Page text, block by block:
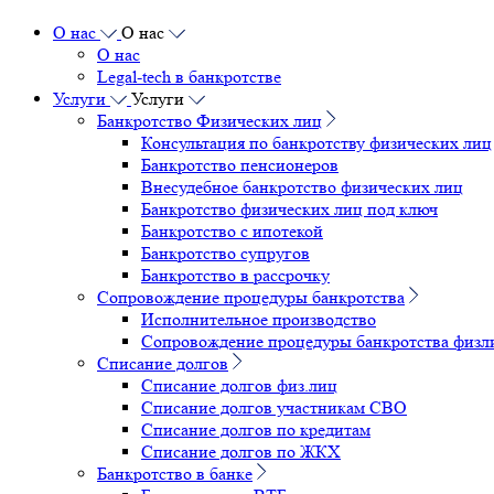
О нас
О нас
О нас
Legal-tech в банкротстве
Услуги
Услуги
Банкротство Физических лиц
Консультация по банкротству физических лиц
Банкротство пенсионеров
Внесудебное банкротство физических лиц
Банкротство физических лиц под ключ
Банкротство с ипотекой
Банкротство супругов
Банкротство в рассрочку
Сопровождение процедуры банкротства
Исполнительное производство
Сопровождение процедуры банкротства
Списание долгов
Списание долгов физ.лиц
Списание долгов участникам СВО
Списание долгов по кредитам
Списание долгов по ЖКХ
Банкротство в банке